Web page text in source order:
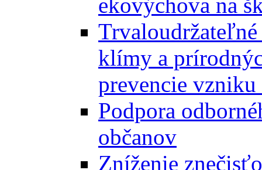
klímy a
prevencie vzniku
Podpora
občanov
Zníženie